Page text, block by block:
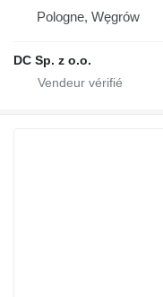
Pologne, Węgrów
DC Sp. z o.o.